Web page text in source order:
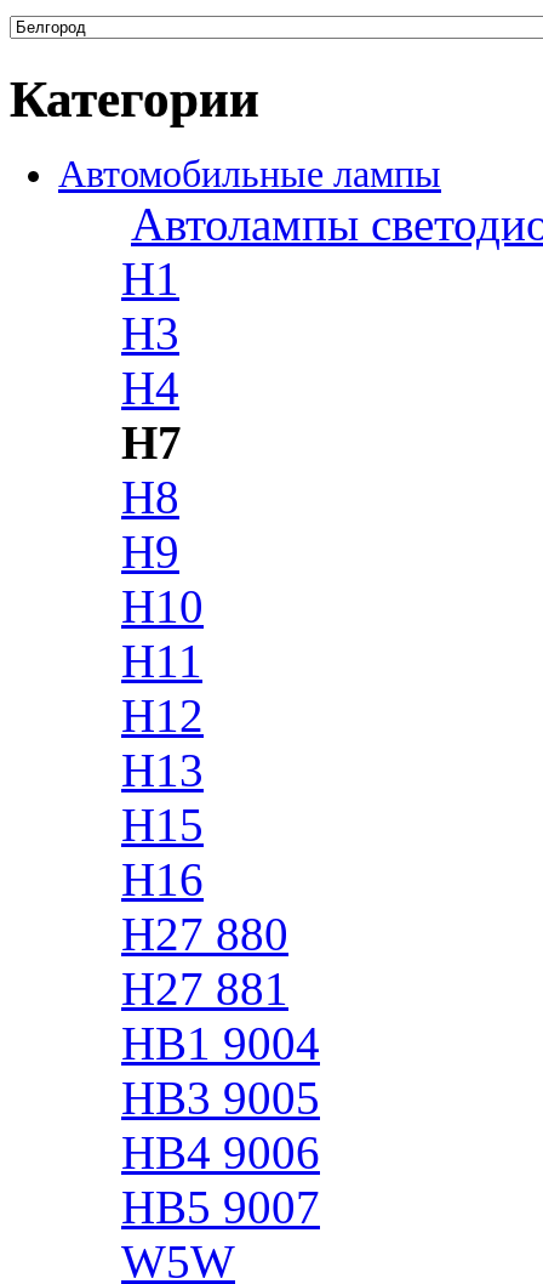
Категории
Автомобильные лампы
Автолампы
H1
H3
H4
H7
H8
H9
H10
H11
H12
H13
H15
H16
H27 880
H27 881
HB1 9004
HB3 9005
HB4 9006
HB5 9007
W5W